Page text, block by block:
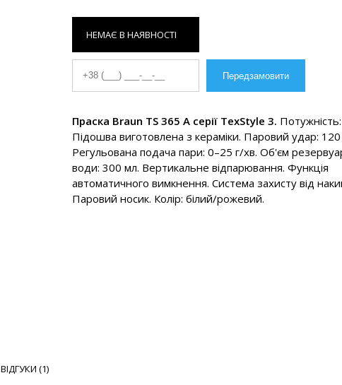
НЕМАЄ В НАЯВНОСТІ
Праска Braun TS 365 A серії TexStyle 3.
Підошва виготовлена з кераміки. Паровий удар: 120
Регульована подача пари: 0–25 г/хв. Об'єм
води: 300 мл. Вертикальне відпарювання. Функція
автоматичного вимкнення. Система захисту від
Паровий носик. Колір: білий/рожевий.
ВІДГУКИ (1)